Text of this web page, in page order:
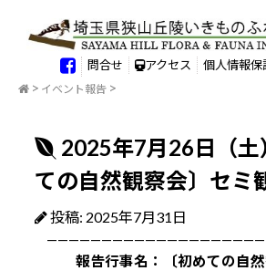
問合せ アクセス 個人情報保
イベント報告
2025年7月26日（土
ての自然観察会〕セミ
投稿: 2025年7月31日
報告行事名：〔初めての自然